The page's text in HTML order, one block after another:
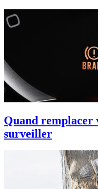
Quand remplacer
surveiller